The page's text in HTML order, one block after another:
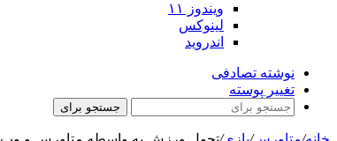
ویندوز ۱۱
لینوکس
اندروید
نوشته تصادفی
تغییر پوسته
جستجو برای